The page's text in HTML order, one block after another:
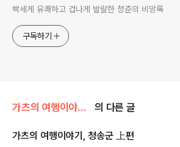
빡세게 유쾌하고 겁나게 발랄한 청춘의 비망록
구독하기
가츠의 여행이야기/대한민국 여행기 의 다른 글
가츠의 여행이야기, 청송군 上편